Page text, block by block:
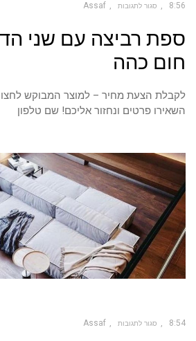
8:56 סגור לתגובות
רביצה
עם
בעור
כהה
Assaf
ספת רביצה עם שני
חום כהה
לקבלת הצעת מחיר – למוצר המבוקש לחצו
השאירו פרטים ונחזור אליכם! שם טלפון
8:54 סגור לתגובות Assaf